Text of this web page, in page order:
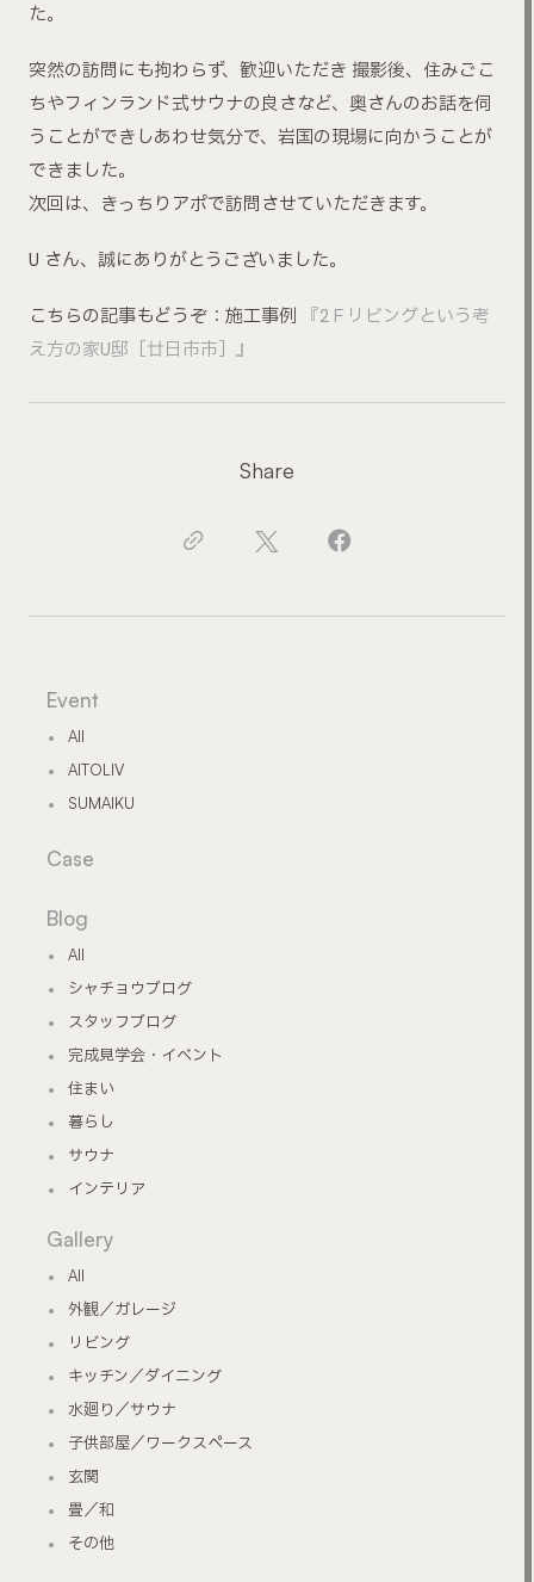
た。
突然の訪問にも拘わらず、歓迎いただき 撮影後、住みごこ
ちやフィンランド式サウナの良さなど、奥さんのお話を伺
うことができしあわせ気分で、岩国の現場に向かうことが
できました。
次回は、きっちりアポで訪問させていただきます。
U さん、誠にありがとうございました。
こちらの記事もどうぞ：施工事例
『2Ｆリビングという考
え方の家U邸［廿日市市］』
Share
Event
All
AITOLIV
SUMAIKU
Case
Blog
All
シャチョウブログ
スタッフブログ
完成見学会・イベント
住まい
暮らし
サウナ
インテリア
Gallery
All
外観／ガレージ
リビング
キッチン／ダイニング
水廻り／サウナ
子供部屋／ワークスペース
玄関
畳／和
その他